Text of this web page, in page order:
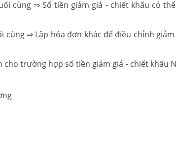
cùng ⇒ Số tiền giảm giá - chiết khấu có
cùng ⇒ Lập hóa đơn khác để điều chỉnh
trường hợp số tiền giảm giá - chiết khấu